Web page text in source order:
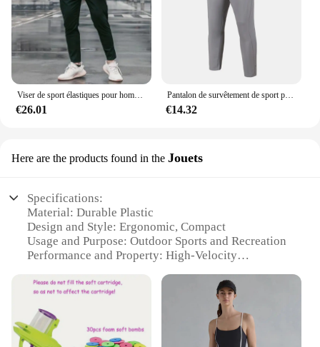
€26.01
Pantalon de survêtement de sport pour homme, taille élastique adt, séchage rapide, entraînement, jogging solide, respirant, décontracté, droit, fjgers, printemps, automne
€14.32
Here are the products found in the Jouets
Specifications:
Material: Durable Plastic
Design and Style: Ergonomic, Compact
Usage and Purpose: Outdoor Sports and Recreation
Performance and Property: High-Velocity
Parts and Accessories: Includes Multiple Launchers
and Accessories
Applicable People: Suitable for All Ages
Features: